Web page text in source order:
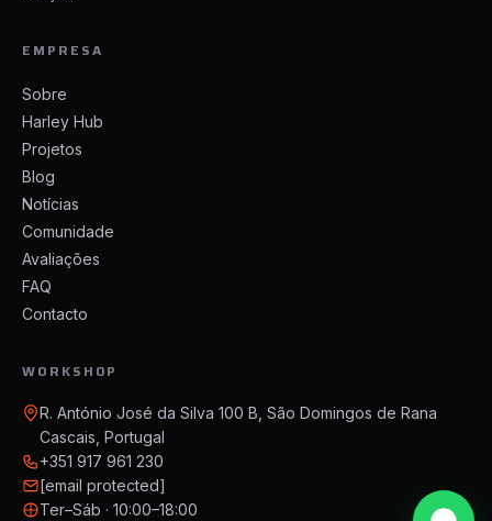
EMPRESA
Sobre
Harley Hub
Projetos
Blog
Notícias
Comunidade
Avaliações
FAQ
Contacto
WORKSHOP
R. António José da Silva 100 B, São Domingos de Rana
Cascais, Portugal
+351 917 961 230
[email protected]
Ter–Sáb · 10:00–18:00